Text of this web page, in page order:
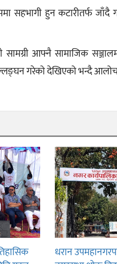
सहभागी हुन कटारीतर्फ जाँदै
आफ्नै सामाजिक
गरेको देखिएको भन्दै
धरान